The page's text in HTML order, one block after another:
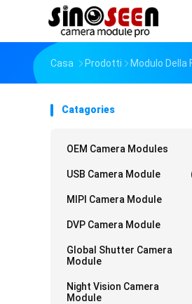
Casa Prodotti Modulo
Catagories
OEM Camera Modules
USB Camera Module
MIPI Camera Module
DVP Camera Module
Global Shutter Camera
Module
Night Vision Camera
Module